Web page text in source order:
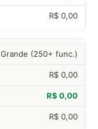
R$ 0,00
Grande (250+ func.)
R$ 0,00
R$ 0,00
R$ 0,00